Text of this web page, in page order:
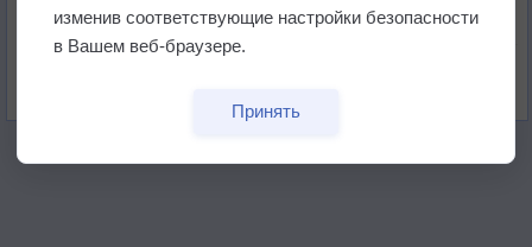
Впервые за 155 лет в Лондоне в течение месяца
изменив соответствующие настройки безопасности
в Вашем веб-браузере.
Принять